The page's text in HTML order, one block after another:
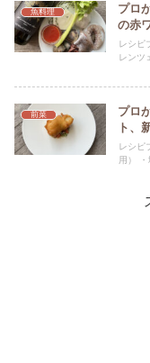
魚料理
プロ
の赤
レシピ
レンツ
前菜
プロ
ト、
レシピ
用） ・